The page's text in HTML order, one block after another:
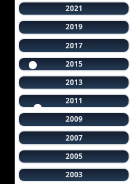
2021
2019
2017
2015
2013
2011
2009
2007
2005
2003